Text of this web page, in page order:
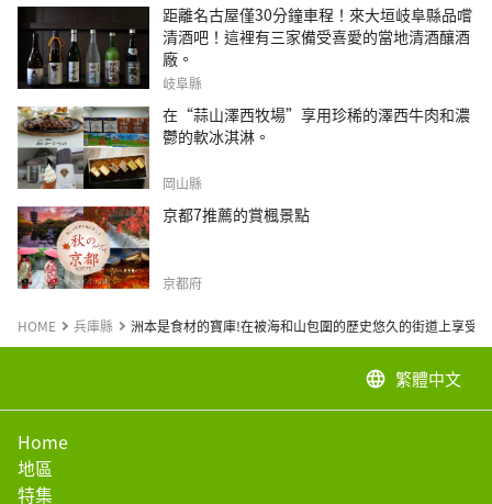
距離名古屋僅30分鐘車程！來大垣岐阜縣品嚐
清酒吧！這裡有三家備受喜愛的當地清酒釀酒
廠。
岐阜縣
在“蒜山澤西牧場”享用珍稀的澤西牛肉和濃
鬱的軟冰淇淋。
岡山縣
京都7推薦的賞楓景點
京都府
HOME 兵庫縣 洲本是食材的寶庫!在被海和山包圍的歷史悠久的街道上享受
language 繁體中文
Home
地區
特集